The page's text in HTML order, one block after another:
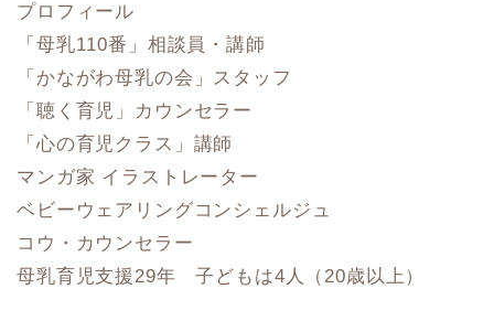
プロフィール
「母乳110番」相談員・講師
「かながわ母乳の会」スタッフ
「聴く育児」カウンセラー
「心の育児クラス」講師
マンガ家 イラストレーター
ベビーウェアリングコンシェルジュ
コウ・カウンセラー
母乳育児支援29年 子どもは4人（20歳以上）